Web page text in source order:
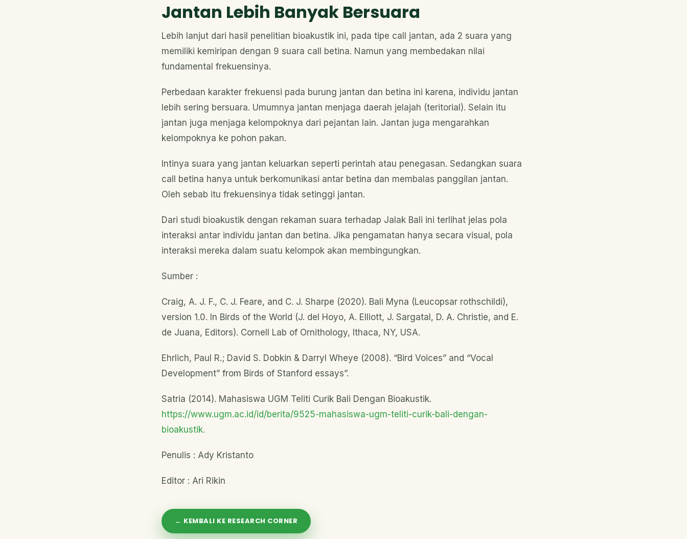
Jantan Lebih Banyak Bersuara
Lebih lanjut dari hasil penelitian bioakustik ini, pada tipe call jantan, ada 2 suara yang
memiliki kemiripan dengan 9 suara call betina. Namun yang membedakan nilai
fundamental frekuensinya.
Perbedaan karakter frekuensi pada burung jantan dan betina ini karena, individu jantan
lebih sering bersuara. Umumnya jantan menjaga daerah jelajah (teritorial). Selain itu
jantan juga menjaga kelompoknya dari pejantan lain. Jantan juga mengarahkan
kelompoknya ke pohon pakan.
Intinya suara yang jantan keluarkan seperti perintah atau penegasan. Sedangkan suara
call betina hanya untuk berkomunikasi antar betina dan membalas panggilan jantan.
Oleh sebab itu frekuensinya tidak setinggi jantan.
Dari studi bioakustik dengan rekaman suara terhadap Jalak Bali ini terlihat jelas pola
interaksi antar individu jantan dan betina. Jika pengamatan hanya secara visual, pola
interaksi mereka dalam suatu kelompok akan membingungkan.
Sumber :
Craig, A. J. F., C. J. Feare, and C. J. Sharpe (2020). Bali Myna (Leucopsar rothschildi),
version 1.0. In Birds of the World (J. del Hoyo, A. Elliott, J. Sargatal, D. A. Christie, and E.
de Juana, Editors). Cornell Lab of Ornithology, Ithaca, NY, USA.
Ehrlich, Paul R.; David S. Dobkin & Darryl Wheye (2008). “Bird Voices” and “Vocal
Development” from Birds of Stanford essays”.
Satria (2014). Mahasiswa UGM Teliti Curik Bali Dengan Bioakustik.
https://www.ugm.ac.id/id/berita/9525-mahasiswa-ugm-teliti-curik-bali-dengan-
bioakustik.
Penulis : Ady Kristanto
Editor : Ari Rikin
← KEMBALI KE RESEARCH CORNER